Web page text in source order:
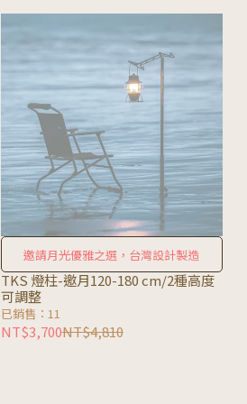
邀請月光優雅之選，台灣設計製造
TKS 燈柱-邀月120-180 cm/2種高度
可調整
已銷售：11
NT$3,700NT$4,810